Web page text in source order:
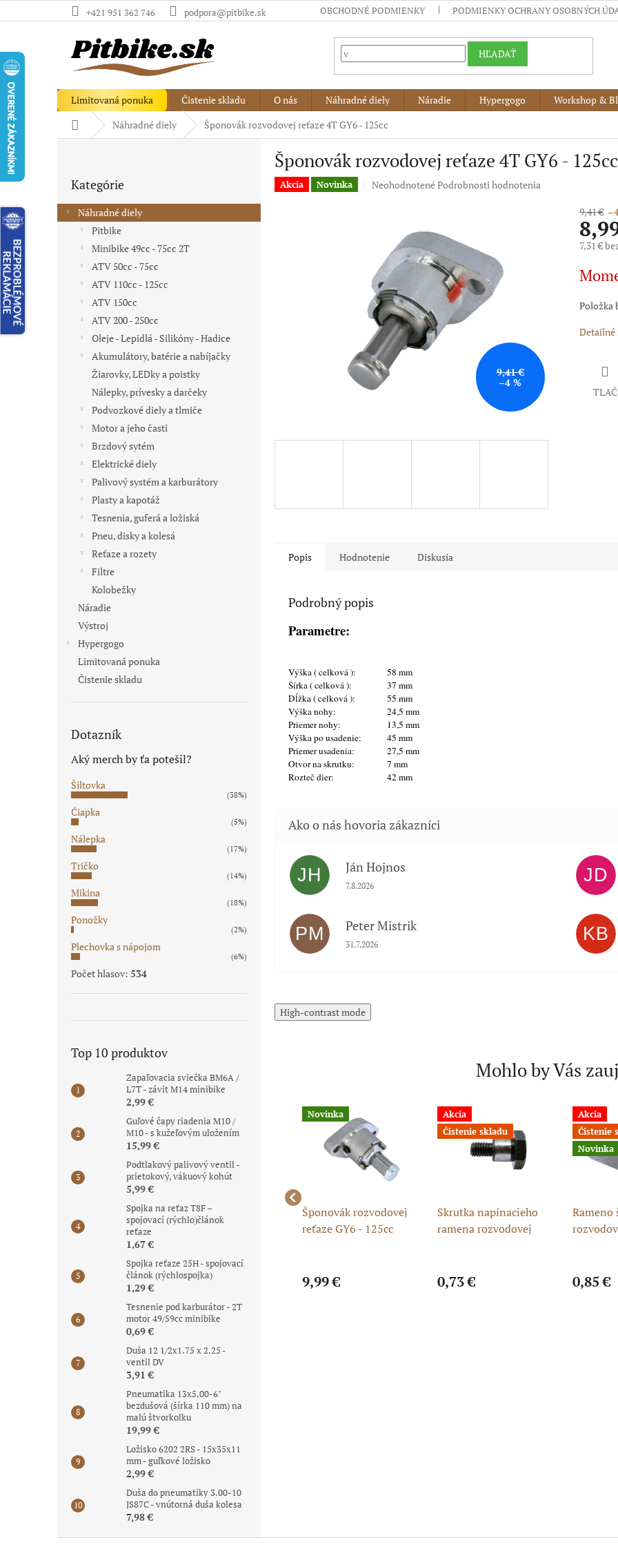
na
+421 951 362 746 podpora@pitbike.sk OBCHODNÉ PODMIENKY PODMIENKY OCHRANY OSOBNÝCH
HĽADAŤ
Limitovaná ponuka Čistenie skladu O nás Náhradné diely Náradie Hypergogo Workshop &
DomovNáhradné diely Šponovák rozvodovej reťaze 4T GY6 - 125cc
ý
p
kategórie
Kategórie
Náhradné diely
Pitbike
Minibike 49cc - 75cc 2T
ATV 50cc - 75cc
ATV 110cc - 125cc
ATV 150cc
ATV 200 - 250cc
Oleje - Lepidlá - Silikóny - Hadice
Akumulátory, batérie a nabíjačky
Žiarovky, LEDky a poistky
Nálepky, prívesky a darčeky
Podvozkové diely a tlmiče
Motor a jeho časti
Brzdový sytém
Elektrické diely
Palivový systém a karburátory
Plasty a kapotáž
Tesnenia, guferá a ložiská
Pneu, disky a kolesá
Reťaze a rozety
Filtre
Kolobežky
Náradie
Výstroj
Hypergogo
Limitovaná ponuka
Čistenie skladu
Dotazník
Aký merch by ťa potešil?
Šiltovka
(38%)
Čiapka
(5%)
Nálepka
(17%)
Tričko
(14%)
Mikina
(18%)
Ponožky
(2%)
Plechovka s nápojom
(6%)
Počet hlasov: 534
Top 10 produktov
Zapaľovacia sviečka BM6A /
L7T - závit M14 minibike
2,99 €
Guľové čapy riadenia M10 /
M10 - s kužeľovým uložením
15,99 €
Podtlakový palivový ventil -
prietokový, vákuový kohút
5,99 €
Spojka na reťaz T8F –
spojovací (rýchlo)článok
reťaze
1,67 €
Spojka reťaze 25H - spojovací
článok (rýchlospojka)
1,29 €
Tesnenie pod karburátor - 2T
motor 49/59cc minibike
0,69 €
Duša 12 1/2x1.75 x 2.25 -
ventil DV
3,91 €
Pneumatika 13x5.00-6"
bezdušová (šírka 110 mm) na
malú štvorkolku
19,99 €
Ložisko 6202 2RS - 15x35x11
mm - guľkové ložisko
2,99 €
Duša do pneumatiky 3.00-10
JS87C - vnútorná duša kolesa
7,98 €
Šponovák rozvodovej reťaze 4T GY6 - 125cc
Akcia Novinka
Priemerné
hviezdičiek.
NeohodnotenéPodrobnosti hodnotenia
9,41 €
–4 %
9,41 €
7,31 €
cena:
Položka
TLAČ
Popis Hodnotenie Diskusia
Podrobný popis
Parametre:
Výška ( celková ):
58 mm
Šírka ( celková ):
37 mm
Dĺžka ( celková ):
55 mm
Výška nohy:
24,5 mm
Priemer nohy:
13,5 mm
Výška po usadenie:
45 mm
Priemer usadenia:
27,5 mm
Otvor na skrutku:
7 mm
Rozteč dier:
42 mm
JH Ján Hojnos
Hodnotenie obchodu je 5 z 5 hviezdičiek.
7.8.2026
JD
PM Peter Mistrik
Hodnotenie obchodu je 5 z 5 hviezdičiek.
31.7.2026
KB
High-contrast mode
Mohlo by Vás
Šponovacie koliesko
rozvodovej reťaze 110-
Kryt reťaze ATV 110-
125cc - originál
9,99 €
Novinka
Šponovák rozvodovej
reťaze GY6 - 125cc
9,99 €
Akcia
Čistenie skladu
Skrutka napínacieho
ramena rozvodovej
0,73 €
Akcia
Čistenie
Novinka
Rameno
0,85 €